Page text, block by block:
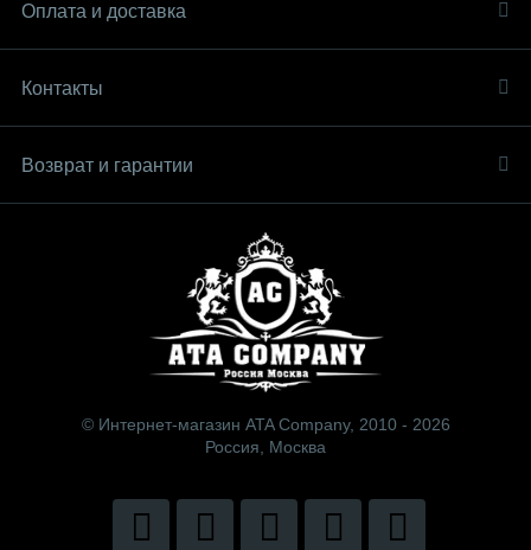
Оплата и доставка
Контакты
Возврат и гарантии
© Интернет-магазин ATA Company, 2010 - 2026
Россия, Москва